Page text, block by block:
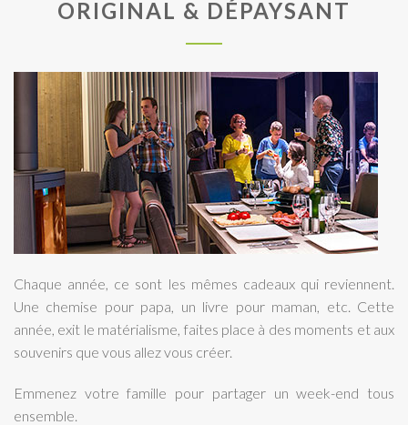
ORIGINAL & DÉPAYSANT
Chaque année, ce sont les mêmes cadeaux qui reviennent.
Une chemise pour papa, un livre pour maman, etc. Cette
année, exit le matérialisme, faites place à des moments et aux
souvenirs que vous allez vous créer.
Emmenez votre famille pour partager un week-end tous
ensemble.